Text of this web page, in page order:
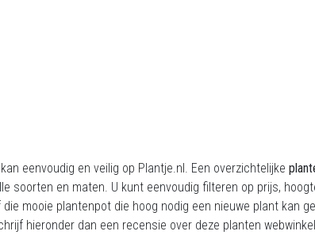
kan eenvoudig en veilig op Plantje.nl. Een overzichtelijke
soorten en maten. U kunt eenvoudig filteren op prijs,
mooie plantenpot die hoog nodig een nieuwe plant kan
hieronder dan een recensie over deze planten